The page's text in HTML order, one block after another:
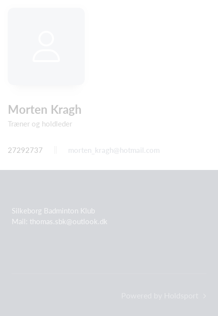
Morten Kragh
Træner og holdleder
27292737 morten_kragh@hotmail.com
Silkeborg Badminton Klub
Mail: thomas.sbk@outlook.dk